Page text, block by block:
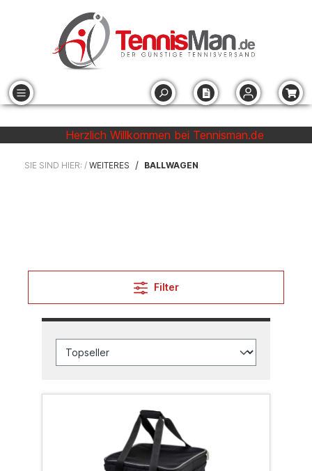
Herzlich Willkommen bei Tennisman.de
SIE SIND HIER: / WEITERES / BALLWAGEN
Filter